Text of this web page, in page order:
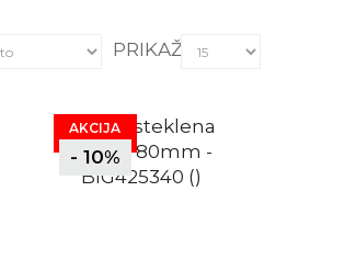
PRIKAŽI:
AKCIJA
- 10%